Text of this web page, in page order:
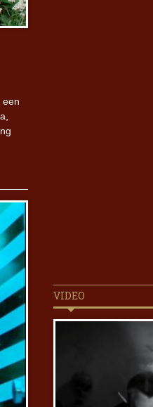
een
VIDEO